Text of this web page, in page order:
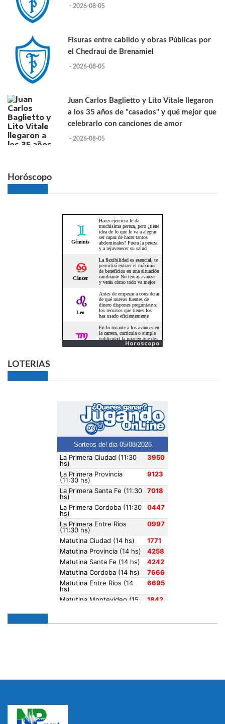
- 2026-08-05
Fisuras entre cabildo y obras Públicas por
el Chedraui de Brenamiel
- 2026-08-05
Juan Carlos Baglietto y Lito Vitale llegaron
a los 35 años de "casados" y qué mejor que
celebrarlo con canciones de amor
- 2026-08-05
Horóscopo
Horoscopo
LOTERIAS